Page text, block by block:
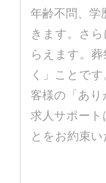
年齢不問、学
きます。さ
らえます。
く」ことで
客様の「あ
求人サポー
とをお約束い